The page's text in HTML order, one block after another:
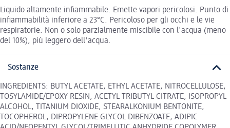
Liquido altamente infiammabile. Emette vapori pericolosi. Punto di
infiammabilità inferiore a 23°C. Pericoloso per gli occhi e le vie
respiratorie. Non o solo parzialmente miscibile con l'acqua (meno
del 10%), più leggero dell'acqua.
Sostanze
INGREDIENTS: BUTYL ACETATE, ETHYL ACETATE, NITROCELLULOSE,
TOSYLAMIDE/EPOXY RESIN, ACETYL TRIBUTYL CITRATE, ISOPROPYL
ALCOHOL, TITANIUM DIOXIDE, STEARALKONIUM BENTONITE,
TOCOPHEROL, DIPROPYLENE GLYCOL DIBENZOATE, ADIPIC